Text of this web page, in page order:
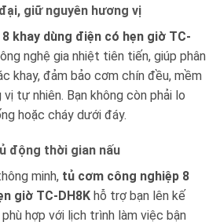
giữ nguyên hương vị
khay dùng điện có hẹn giờ TC-
nghệ gia nhiệt tiên tiến, giúp phân
khay, đảm bảo cơm chín đều, mềm
tự nhiên. Bạn không còn phải lo
hoặc cháy dưới đáy.
động thời gian nấu
minh, tủ cơm công nghiệp 8
giờ TC-DH8K hỗ trợ bạn lên kế
hợp với lịch trình làm việc bận